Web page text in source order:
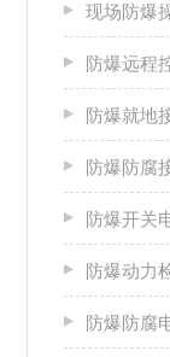
现场防爆
防爆远程
防爆就地
防爆防腐
防爆开关
防爆动力
防爆防腐